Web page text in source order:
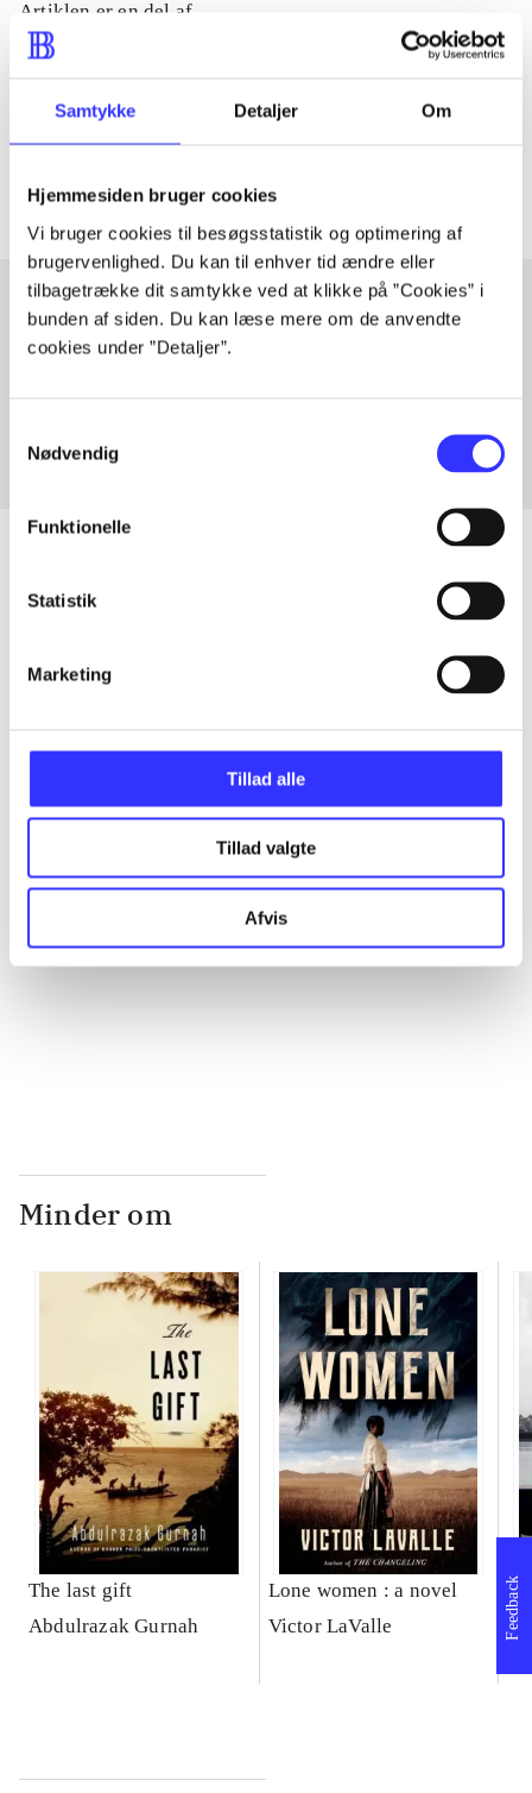
Samtykke Detaljer Om
Hjemmesiden bruger cookies
Vi bruger cookies til besøgsstatistik og optimering af
brugervenlighed. Du kan til enhver tid ændre eller
tilbagetrække dit samtykke ved at klikke på ”Cookies” i
bunden af siden. Du kan læse mere om de anvendte
cookies under ”Detaljer”.
Nødvendig
Funktionelle
Statistik
Marketing
Tillad alle
Tillad valgte
Afvis
Artiklen er en del af
Tidsskrift
Artiklerne i handler ofte om
Artikler med samme emner
...
...
Minder om
The last gift
Abdulrazak Gurnah
Lone women : a novel
Victor LaValle
Feedback